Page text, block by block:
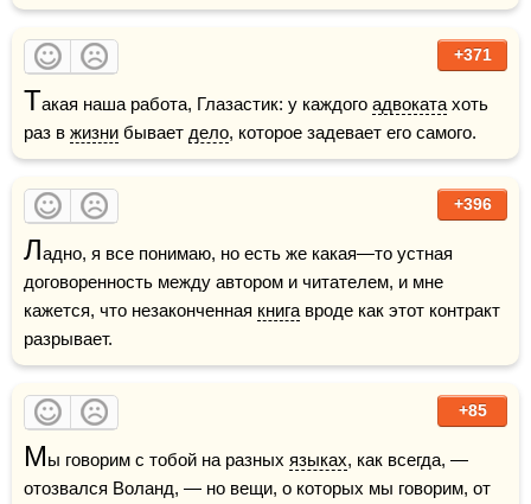
+371
Такая наша работа, Глазастик: у каждого адвоката хоть
раз в жизни бывает дело, которое задевает его самого.
+396
Ладно, я все понимаю, но есть же какая—то устная
договоренность между автором и читателем, и мне
кажется, что незаконченная книга вроде как этот контракт
разрывает.
+85
Мы говорим с тобой на разных языках, как всегда, —
отозвался Воланд, — но вещи, о которых мы говорим, от